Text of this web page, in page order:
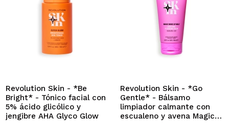
Revolution Skin - *Be
Bright* - Tónico facial con
5% ácido glicólico y
jengibre AHA Glyco Glow
Revolution Skin - *Go
Gentle* - Bálsamo
limpiador calmante con
escualeno y avena Magic